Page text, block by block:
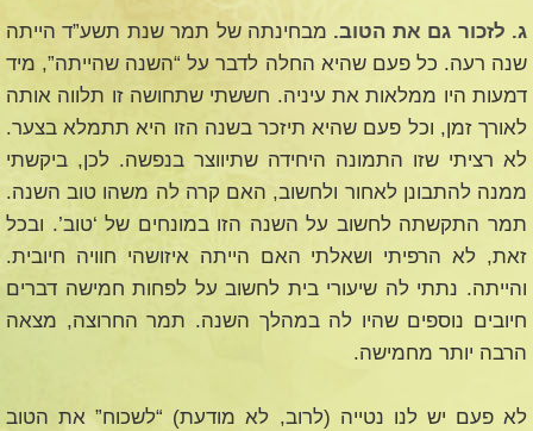
ג. לזכור גם את הטוב. מבחינתה של תמר שנת תשע”ד הייתה
שנה רעה. כל פעם שהיא החלה לדבר על “השנה שהייתה”, מיד
דמעות היו ממלאות את עיניה. חששתי שתחושה זו תלווה אותה
לאורך זמן, וכל פעם שהיא תיזכר בשנה הזו היא תתמלא בצער.
לא רציתי שזו התמונה היחידה שתיווצר בנפשה. לכן, ביקשתי
ממנה להתבונן לאחור ולחשוב, האם קרה לה משהו טוב השנה.
תמר התקשתה לחשוב על השנה הזו במונחים של ‘טוב’. ובכל
זאת, לא הרפיתי ושאלתי האם הייתה איזושהי חוויה חיובית.
והייתה. נתתי לה שיעורי בית לחשוב על לפחות חמישה דברים
חיובים נוספים שהיו לה במהלך השנה. תמר החרוצה, מצאה
הרבה יותר מחמישה.
לא פעם יש לנו נטייה (לרוב, לא מודעת) “לשכוח” את הטוב